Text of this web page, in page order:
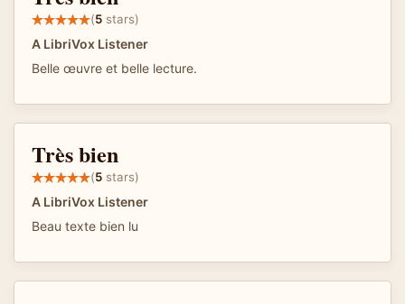
(5 stars)
A LibriVox Listener
Belle œuvre et belle lecture.
Très bien
(5 stars)
A LibriVox Listener
Beau texte bien lu